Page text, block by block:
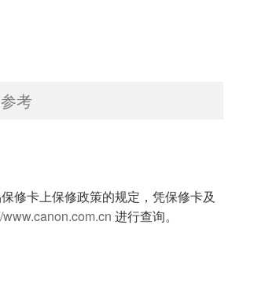
考
修卡上保修政策的规定，凭保修卡及
www.canon.com.cn进行查询。